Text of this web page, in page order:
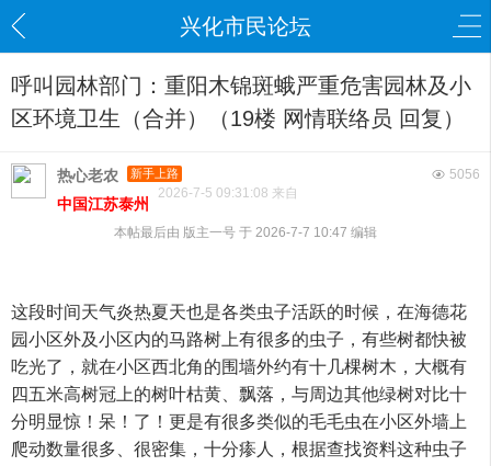
兴化市民论坛
呼叫园林部门：重阳木锦斑蛾严重危害园林及小
区环境卫生（合并）（19楼 网情联络员 回复）
5056
热心老农 新手上路
2026-7-5 09:31:08 来自
中国江苏泰州
本帖最后由 版主一号 于 2026-7-7 10:47 编辑
这段时间天气炎热夏天也是各类虫子活跃的时候，在海德花
园小区外及小区内的马路树上有很多的虫子，有些树都快被
吃光了，就在小区西北角的围墙外约有十几棵树木，大概有
四五米高树冠上的树叶枯黄、飘落，与周边其他绿树对比十
分明显惊！呆！了！更是有很多类似的毛毛虫在小区外墙上
爬动数量很多、很密集，十分瘆人，根据查找资料这种虫子